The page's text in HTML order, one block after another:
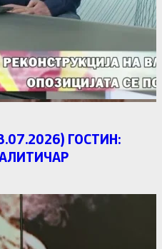
ГОСТИН: